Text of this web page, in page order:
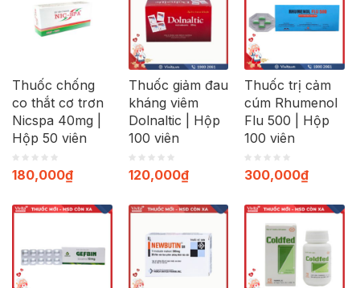
Thuốc chống
co thắt cơ trơn
Nicspa 40mg |
Hộp 50 viên
180,000₫
Thuốc giảm đau
kháng viêm
Dolnaltic | Hộp
100 viên
120,000₫
Thuốc trị cảm
cúm Rhumenol
Flu 500 | Hộp
100 viên
300,000₫